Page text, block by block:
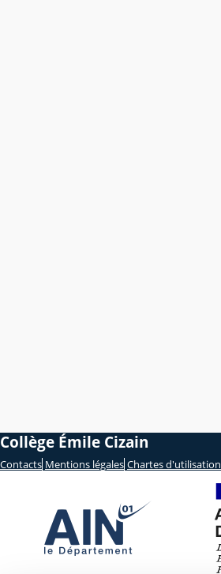
Collège Émile Cizain
Contacts Mentions légales Chartes d'utilisation